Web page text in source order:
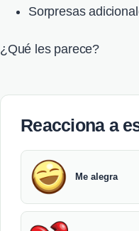
Sorpresas
¿Qué les parece?
Reacciona a
Me alegra